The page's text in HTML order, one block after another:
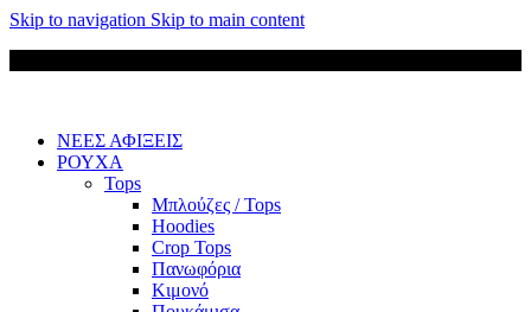
Skip to navigation Skip to main content
ΝΕΕΣ ΑΦΙΞΕΙΣ
ΡΟΥΧΑ
Tops
Μπλούζες / Tops
Hoodies
Crop Tops
Πανωφόρια
Κιμονό